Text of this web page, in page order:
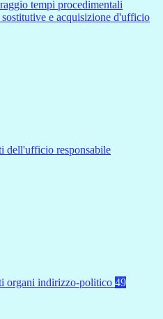
tempi procedimentali
e acquisizione d'ufficio
dell'ufficio responsabile
organi indirizzo-politico 49